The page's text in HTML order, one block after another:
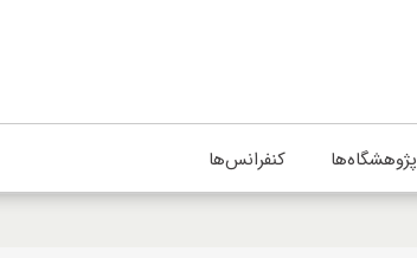
پژوهشگاه‌ها کنفرانس‌ها